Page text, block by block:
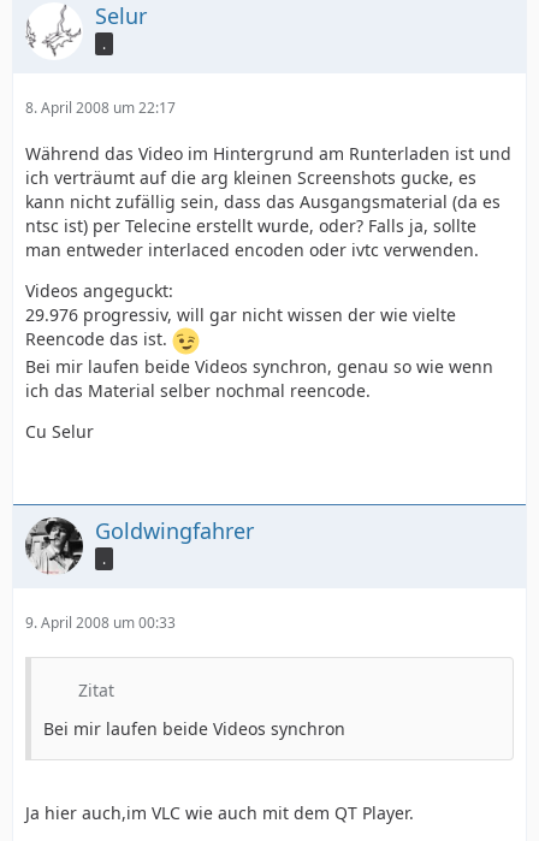
Selur
.
8. April 2008 um 22:17
Während das Video im Hintergrund am Runterladen ist und
ich verträumt auf die arg kleinen Screenshots gucke, es
kann nicht zufällig sein, dass das Ausgangsmaterial (da es
ntsc ist) per Telecine erstellt wurde, oder? Falls ja, sollte
man entweder interlaced encoden oder ivtc verwenden.
Videos angeguckt:
29.976 progressiv, will gar nicht wissen der wie vielte
Reencode das ist.
Bei mir laufen beide Videos synchron, genau so wie wenn
ich das Material selber nochmal reencode.
Cu Selur
Goldwingfahrer
.
9. April 2008 um 00:33
Zitat
Bei mir laufen beide Videos synchron
Ja hier auch,im VLC wie auch mit dem QT Player.